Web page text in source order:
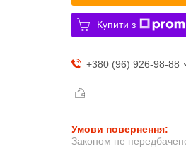
Купити з
+380 (96) 926-98-88
Законом не